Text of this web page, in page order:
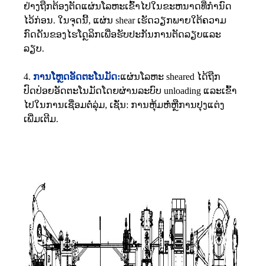
ຢ່າງຖືກຕ້ອງຕັດແຜ່ນໂລຫະເຂົ້າໄປໃນຂະຫນາດທີ່ກໍານົດ
ໄວ້ກ່ອນ. ໃນຈຸດນີ້, ແຜ່ນ shear ເຮັດວຽກພາຍໃຕ້ຄວາມ
ກົດດັນຂອງໄຮໂດຼລິກເພື່ອຮັບປະກັນການຕັດລຽບແລະ
ລຽບ.
4. ການ​ໂຫຼດ​ອັດ​ຕະ​ໂນ​ມັດ​:ແຜ່ນໂລຫະ sheared ໄດ້ຖືກ
ປົດປ່ອຍອັດຕະໂນມັດໂດຍຜ່ານລະບົບ unloading ແລະເຂົ້າ
ໄປໃນການເຊື່ອມຕໍ່ລຸ່ມ, ເຊັ່ນ: ການຫຸ້ມຫໍ່ຫຼືການປຸງແຕ່ງ
ເພີ່ມເຕີມ.